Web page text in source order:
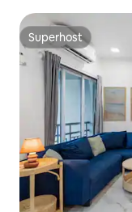
Superhost
Superhost